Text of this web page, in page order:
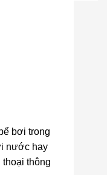
bơi trong
nước hay
thông